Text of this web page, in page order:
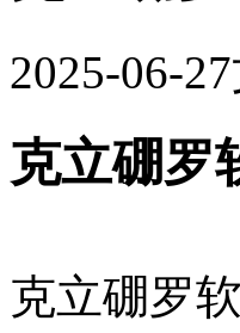
2025-06-27
克立硼罗
克立硼罗